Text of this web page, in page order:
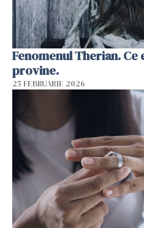
Fenomenul Therian. Ce
provine.
25 FEBRUARIE 2026